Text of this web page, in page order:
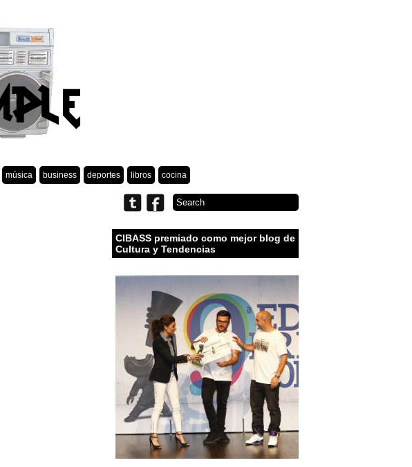
música business deportes libros cocina
CIBASS premiado como mejor blog de
Cultura y Tendencias